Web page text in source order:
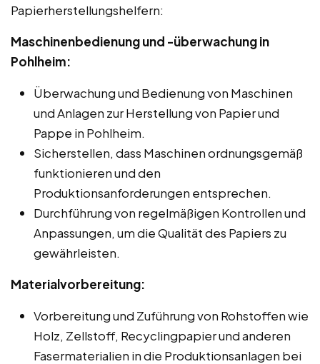
Papierherstellungshelfern:
Maschinenbedienung und -überwachung in
Pohlheim:
Überwachung und Bedienung von Maschinen
und Anlagen zur Herstellung von Papier und
Pappe in Pohlheim.
Sicherstellen, dass Maschinen ordnungsgemäß
funktionieren und den
Produktionsanforderungen entsprechen.
Durchführung von regelmäßigen Kontrollen und
Anpassungen, um die Qualität des Papiers zu
gewährleisten.
Materialvorbereitung:
Vorbereitung und Zuführung von Rohstoffen wie
Holz, Zellstoff, Recyclingpapier und anderen
Fasermaterialien in die Produktionsanlagen bei